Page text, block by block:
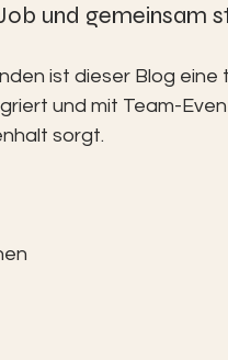
und gemeinsam
ist dieser Blog eine
und mit Team-
sorgt.